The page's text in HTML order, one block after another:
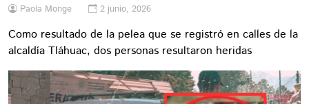
Paola Monge 2 junio, 2026
Como resultado de la pelea que se registró en calles de la
alcaldía Tláhuac, dos personas resultaron heridas